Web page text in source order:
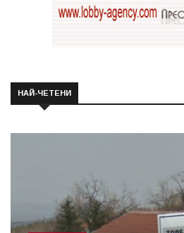
НАЙ-ЧЕТЕНИ